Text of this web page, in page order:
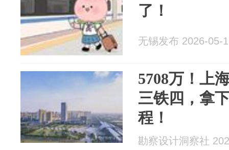
了！
无锡发布 2026-05-
5708万！上
三铁四，拿
程！
勘察设计洞察社